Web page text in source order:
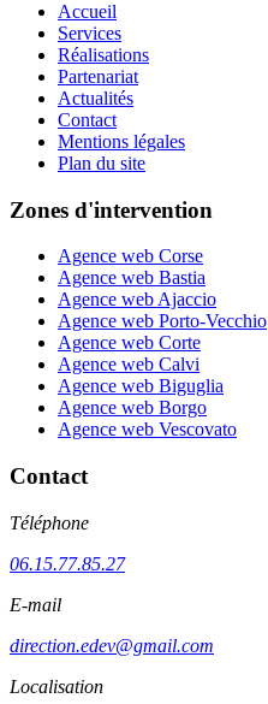
Accueil
Services
Réalisations
Partenariat
Actualités
Contact
Mentions légales
Plan du site
Zones d'intervention
Agence web Corse
Agence web Bastia
Agence web Ajaccio
Agence web Porto-Vecchio
Agence web Corte
Agence web Calvi
Agence web Biguglia
Agence web Borgo
Agence web Vescovato
Contact
Téléphone
06.15.77.85.27
E-mail
direction.edev@gmail.com
Localisation